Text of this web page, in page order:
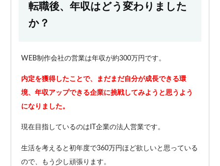
転職後、年収はどう変わりました
か？
WEB制作会社の営業は年収が約300万円です。
内定を獲得したことで、まだまだ自分が成長できる環
境、年収アップできる企業に挑戦してみようと思うよう
になりました。
現在目指しているのはIT企業の法人営業です。
生活を考えると初年度で360万円ほど欲しいと思っている
ので、もう少し頑張ります。